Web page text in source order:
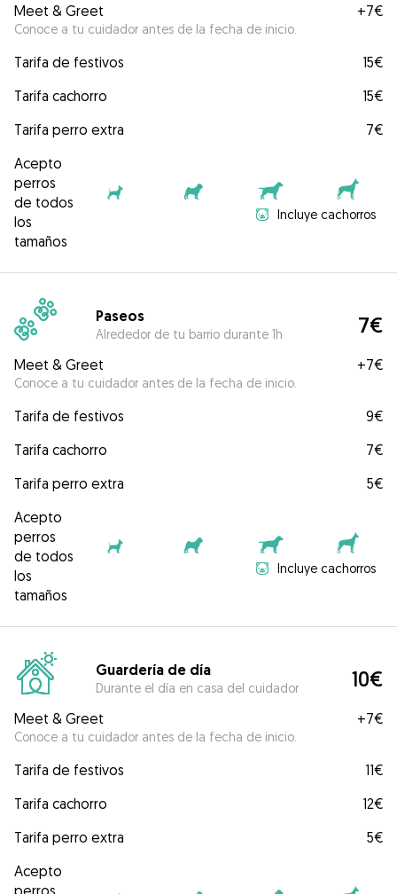
Meet & Greet
Conoce a tu cuidador antes de la fecha de inicio.
+7€
Tarifa de festivos
15€
Tarifa cachorro
15€
Tarifa perro extra
7€
Acepto
perros
de todos
los
tamaños
Incluye cachorros
Paseos
Alrededor de tu barrio durante 1h 7€
Meet & Greet
Conoce a tu cuidador antes de la fecha de inicio.
+7€
Tarifa de festivos
9€
Tarifa cachorro
7€
Tarifa perro extra
5€
Acepto
perros
de todos
los
tamaños
Incluye cachorros
Guardería de día
Durante el día en casa del cuidador 10€
Meet & Greet
Conoce a tu cuidador antes de la fecha de inicio.
+7€
Tarifa de festivos
11€
Tarifa cachorro
12€
Tarifa perro extra
5€
Acepto